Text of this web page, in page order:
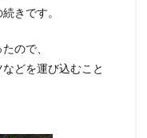
きです。
ので、
どを運び込むこと